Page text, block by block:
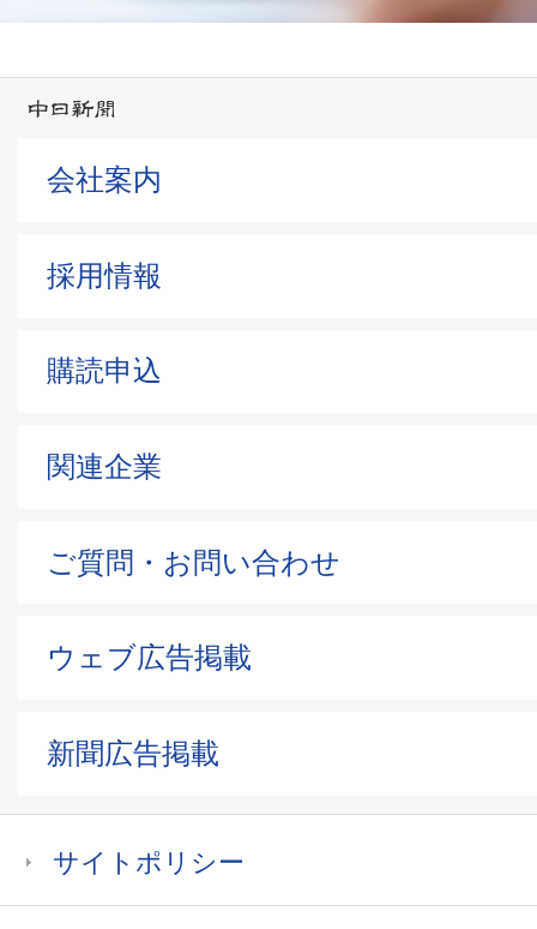
会社案内
採用情報
購読申込
関連企業
ご質問・お問い合わせ
ウェブ広告掲載
新聞広告掲載
サイトポリシー